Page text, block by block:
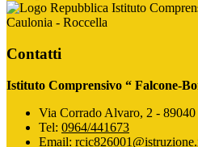
Istituto
Caulonia - Roccella
Contatti
Istituto Comprensivo “ Falcone-
Via Corrado Alvaro, 2 -
Tel: 0964/441673
Email: